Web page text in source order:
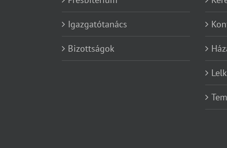
Igazgatótanács
Bizottságok